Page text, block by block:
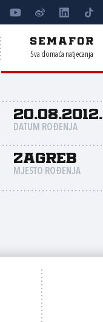
SEMAFOR
Sva domaća natjecanja
20.08.2012.
DATUM ROĐENJA
Zagreb
MJESTO ROĐENJA